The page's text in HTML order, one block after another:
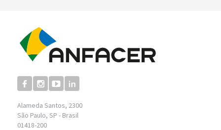
Alameda Santos, 2300
São Paulo, SP - Brasil
01418-200